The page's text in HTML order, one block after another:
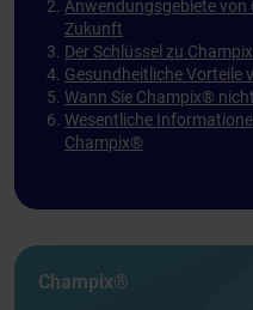
Anwendungsgebiete
Zukunft
Der Schlüssel zu
Gesundheitliche Vorteile
Wann Sie Champix®
Wesentliche
Champix®
Champix®